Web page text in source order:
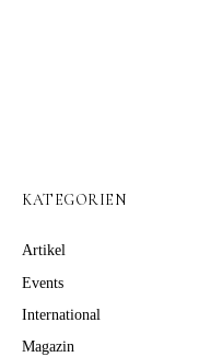
KATEGORIEN
Artikel
Events
International
Magazin